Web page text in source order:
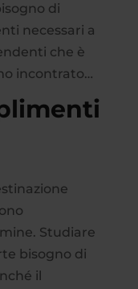
di
necessari a
che è
incontrato…
Studiare
bisogno di
il